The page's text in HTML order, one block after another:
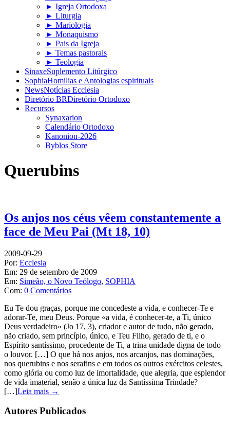
► Igreja Ortodoxa
► Liturgia
► Mariologia
► Monaquismo
► Pais da Igreja
► Temas pastorais
► Teologia
SinaxeSuplemento Litúrgico
SophiaHomilias e Antologias espirituais
NewsNotícias Ecclesia
Diretório BRDiretório Ortodoxo
Recursos
Synaxarion
Calendário Ortodoxo
Kanonion-2026
Byblos Store
Querubins
Os anjos nos céus vêem constantemente a
face de Meu Pai (Mt 18, 10)
2009-09-29
Por: Ecclesia
Em: 29 de setembro de 2009
Em: Simeão, o Novo Teólogo, SOPHIA
Com: 0 Comentários
Eu Te dou graças, porque me concedeste a vida, e conhecer-Te e
adorar-Te, meu Deus. Porque «a vida, é conhecer-te, a Ti, único
Deus verdadeiro» (Jo 17, 3), criador e autor de tudo, não gerado,
não criado, sem princípio, único, e Teu Filho, gerado de ti, e o
Espírito santíssimo, procedente de Ti, a trina unidade digna de todo
o louvor. […] O que há nos anjos, nos arcanjos, nas dominações,
nos querubins e nos serafins e em todos os outros exércitos celestes,
como glória ou como luz de imortalidade, que alegria, que esplendor
de vida imaterial, senão a única luz da Santíssima Trindade?
[…]Leia mais →
Autores Publicados